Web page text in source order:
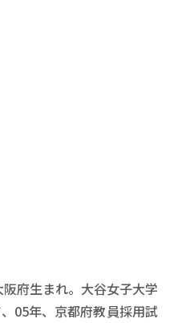
府生まれ。大谷女子大学
05年、京都府教員採用試